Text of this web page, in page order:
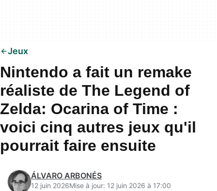
Jeux
Nintendo a fait un remake
réaliste de The Legend of
Zelda: Ocarina of Time :
voici cinq autres jeux qu'il
pourrait faire ensuite
ÁLVARO ARBONÉS
12 juin 2026Mise à jour: 12 juin 2026 à 17:00